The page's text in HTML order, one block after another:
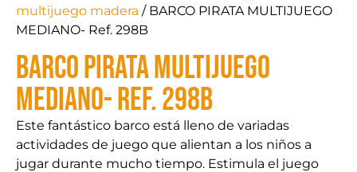
multijuego madera / BARCO PIRATA MULTIJUEGO
MEDIANO- Ref. 298B
BARCO PIRATA MULTIJUEGO
MEDIANO- Ref. 298B
Este fantástico barco está lleno de variadas
actividades de juego que alientan a los niños a
jugar durante mucho tiempo. Estimula el juego